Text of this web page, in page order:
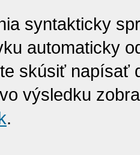
syntakticky
automaticky
skúsiť napísať
výsledku
.